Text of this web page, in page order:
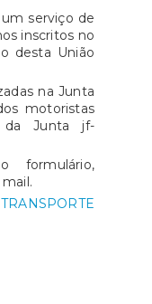
serviço de
inscritos no
desta União
na Junta
motoristas
da Junta jf-
formulário,